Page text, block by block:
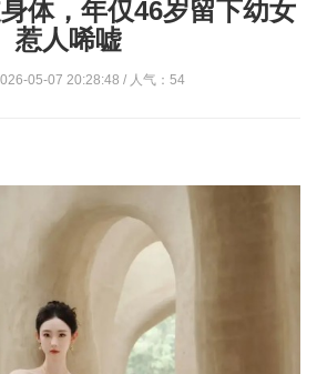
体，年仅46岁留下幼女
惹人唏嘘
05-07 20:28:48 / 人气：54